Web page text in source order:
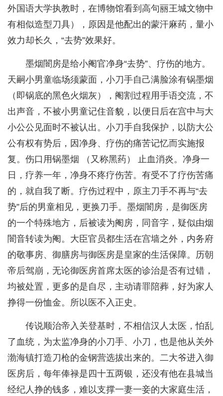
外国语大学执教时，在博物馆看到高句丽王城文物中
有相似造型刀具），原因是他配出的蒙汗麻药，量小
效力却长久，“去势”效果好。
墨烟闇房是给小阉官净身“去势”、疗伤的地方。
天嗣小男童临场须蒙面，小刀手自己满脸涂有锅墨烟
（即锅底的黑色火烟灰），阉割过程用手语交流，不
出声音，不被小男童记住音貌，以便日后在宫中与大
小公公见面时不被认出。小刀手自我保护，以防大公
公有权有势后，因净身、疗伤的痛苦记忆而实施报
复。伤口用锅墨烟 （又称黑药） 止血消炎。净身一
日，疗养一年，净身不疼疗伤苦。有受不了疗伤苦痛
的，就自我了断。疗伤过程中，原主刀手不再与“去
势”后的男童相见，更换刀手。墨烟闇房，是御医房
的一个特殊地方，后被读为阉房，同音字，疑似由烟
闇音转读为阉。大臣官员都生活在宫墙之外，内务府
的敬事房、御膳房与御医房是皇家的生活保障。历朝
帝后驾崩，无论御医房首席太医的诊治是否有过错，
均被处置，更多的是自尽，主动请罪陪葬，好为家人
挣得一份恤金。所以医不入正史。
传说顺治帝入关登基时，不相信汉人太医，怕乱
了血统，为太监净身的小刀手、小刀，也是他从关外
渤海镇打造刀枪的金钢营选拔出来的。二大爷进入御
医房后，每年俸禄是四十五两银，还没有他在县城当
经纪人挣的钱多，难以支撑一妻一妾的大家庭生活，